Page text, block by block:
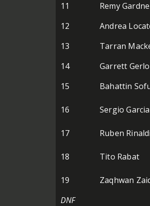
11 Remy
12
Andrea
13
Tarran
14
Garrett
15
Bahattin
16 Sergio Garcia
17 Ruben Rinaldi
18 Tito Rabat
19 Zaqhwan
DNF